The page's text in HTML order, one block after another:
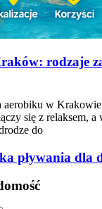
rodzaje
aerobiku w
się z relaksem,
do
pływania dla